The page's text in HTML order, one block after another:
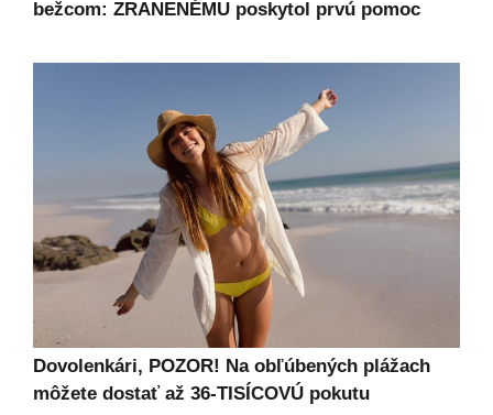
bežcom: ZRANENÉMU poskytol prvú pomoc
Dovolenkári, POZOR! Na obľúbených plážach
môžete dostať až 36-TISÍCOVÚ pokutu